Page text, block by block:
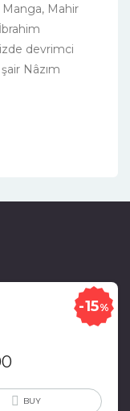
Mahir
devrimci
Nâzım
15%
BUY